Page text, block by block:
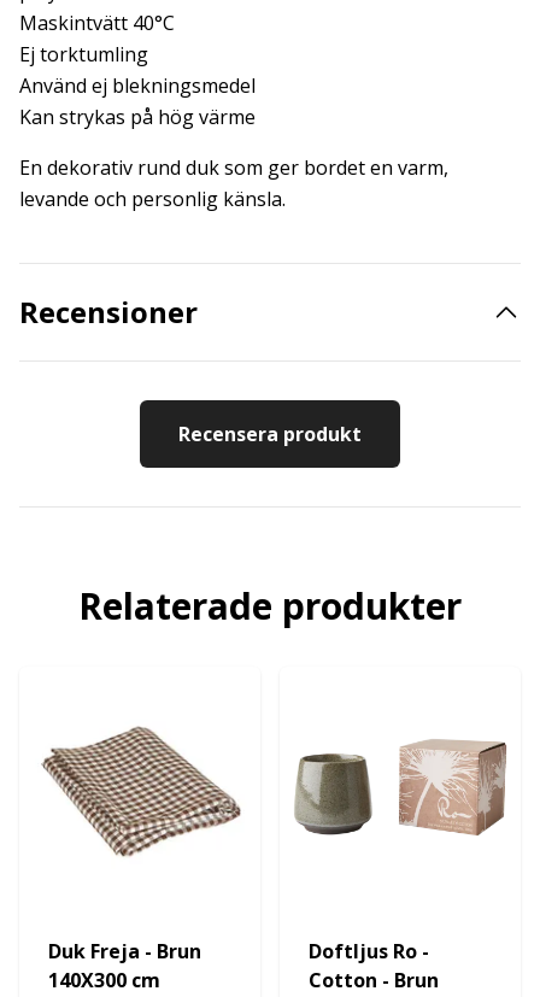
Maskintvätt 40°C
Ej torktumling
Använd ej blekningsmedel
Kan strykas på hög värme
En dekorativ rund duk som ger bordet en varm,
levande och personlig känsla.
Recensioner
Recensera produkt
Relaterade produkter
Duk Freja - Brun
140X300 cm
Doftljus Ro -
Cotton - Brun